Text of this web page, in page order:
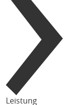
Leistung